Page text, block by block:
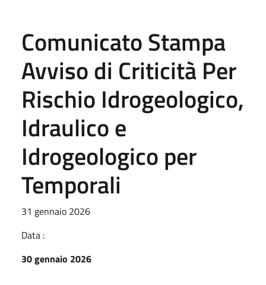
Comunicato Stampa
Avviso di Criticità Per
Rischio Idrogeologico,
Idraulico e
Idrogeologico per
Temporali
31 gennaio 2026
Data :
30 gennaio 2026